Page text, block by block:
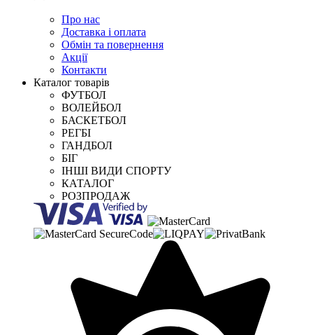
Про нас
Доставка і оплата
Обмін та повернення
Акції
Контакти
Каталог товарів
ФУТБОЛ
ВОЛЕЙБОЛ
БАСКЕТБОЛ
РЕГБІ
ГАНДБОЛ
БІГ
ІНШІ ВИДИ СПОРТУ
КАТАЛОГ
РОЗПРОДАЖ